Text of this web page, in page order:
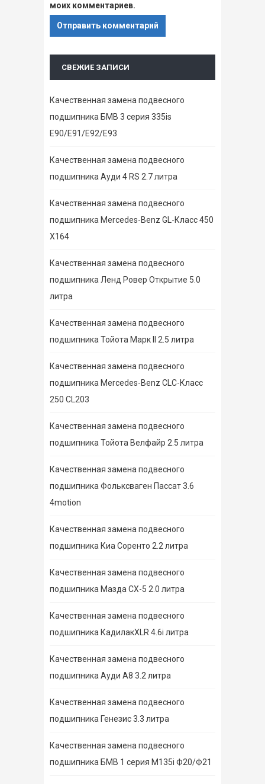
моих комментариев.
СВЕЖИЕ ЗАПИСИ
Качественная замена подвесного
подшипника БМВ 3 серия 335is
E90/E91/E92/E93
Качественная замена подвесного
подшипника Ауди 4 RS 2.7 литра
Качественная замена подвесного
подшипника Mercedes-Benz GL-Класс 450
X164
Качественная замена подвесного
подшипника Ленд Ровер Открытие 5.0
литра
Качественная замена подвесного
подшипника Тойота Марк II 2.5 литра
Качественная замена подвесного
подшипника Mercedes-Benz CLC-Класс
250 CL203
Качественная замена подвесного
подшипника Тойота Велфайр 2.5 литра
Качественная замена подвесного
подшипника Фольксваген Пассат 3.6
4motion
Качественная замена подвесного
подшипника Киа Соренто 2.2 литра
Качественная замена подвесного
подшипника Мазда СХ-5 2.0 литра
Качественная замена подвесного
подшипника КадилакXLR 4.6i литра
Качественная замена подвесного
подшипника Ауди А8 3.2 литра
Качественная замена подвесного
подшипника Генезис 3.3 литра
Качественная замена подвесного
подшипника БМВ 1 серия M135i Ф20/Ф21